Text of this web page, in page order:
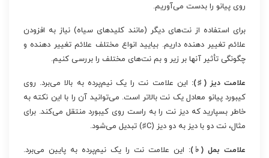
روی پیانو را بدست می‌آوریم.
برای استفاده از نت‌های دیگر (مانند کلیدهای سیاه) نیاز به افزودن
علائم تغییر دهنده داریم. بیایید انواع مختلف علائم تغییر دهنده و
چگونگی تأثیر آنها بر زیر و بم نت‌های مختلف را بررسی کنیم.
علامت دیز (♯): این علامت نت را یک نیم‌پرده به بالا می‌برد. روی
کیبورد پیانو معادل یک نت بالاتر است. می‌توانید آن را با این نکته به
خاطر بسپارید که دیز نت را به راست روی کیبورد منتقل می‌کند. برای
مثال، نت دو با دیز به دو دیز (C♯) تبدیل می‌شود.
علامت بمل (♭): این علامت نت را یک نیم‌پرده به پایین می‌برد.